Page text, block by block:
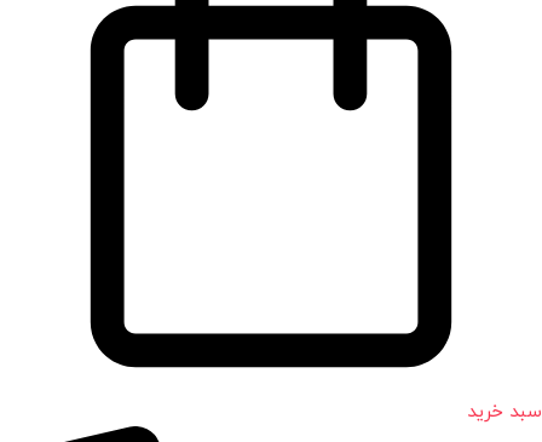
سبد خرید